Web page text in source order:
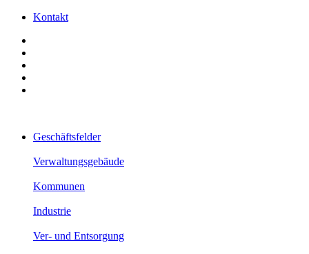
Kontakt
Geschäftsfelder
Verwaltungsgebäude
Kommunen
Industrie
Ver- und Entsorgung